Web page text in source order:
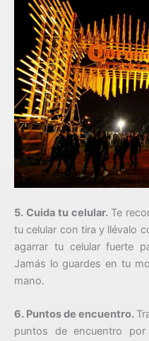
5. Cuida tu celular. Te
tu celular con tira y llévalo
agarrar tu celular fuerte
Jamás lo guardes en tu
mano.
6. Puntos de encuentro.
puntos de encuentro